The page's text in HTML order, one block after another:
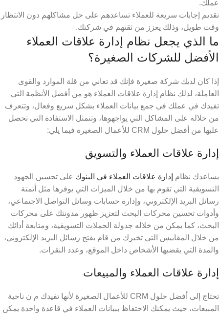
عملك.
تقديم إجابات سريعة للعملاء تساعدهم على حل مشاكلهم دون الانتظار
وقت طويل، وذلك يعزز من ثقتهم في شركتك.
ما الذي يجعل نظام إدارة علاقات العملاء
الأفضل للشركات الصغيرة؟
إذا كان لديك شركة صغيرة فإنك قد تعاني من قلة الموارد والقوى
العاملة، لذلك نظام إدارة علاقات العملاء هو من أفضل الأنظمة التي
تفيدك في عملك في جمع بيانات العملاء بشكل سريع وفعال، وتتعرف
من خلاله على المشاكل التي يواجهوها، وتتمثل الاستفادة التي تحصل
عليها من أفضل حلول CRM للأعمال الصغيرة
فيما يلي:
إدارة علاقات العملاء والتسويق
يساعدك نظام إدارة علاقات العملاء في البنوك على تحسين الجهود
التسويقية التي تقوم بها من خلال الميزات التي يوفرها مثل أتمتة
رسائل البريد الإلكتروني، وإدارة حسابات وسائل التواصل الاجتماعي،
وأدوات تحسين محركات البحث لتعزيز ظهور مدونتك على محركات
البحث، كما يمكن من خلاله جدولة الحملات التسويقية، ومتابعة أدائك
من خلال المقاييس التي تخبرك من قام بفتح رسائل البريد الإلكتروني،
والمدة التي يقضيها الأشخاص داخل الموقع، وعدد النقرات.
إدارة علاقات العملاء والمبيعات
تحتاج إلى أفضل حلول CRM للأعمال الصغيرة
لأنها تفيدك م ن ناحية
المبيعات، حيث يمكنك الاحتفاظ ببيانات العملاء في قاعدة واحدة يمكن